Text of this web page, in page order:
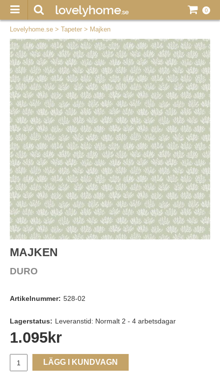
0
Lovelyhome.se > Tapeter > Majken
MAJKEN
DURO
Artikelnummer: 528-02
Lagerstatus: Leveranstid: Normalt 2 - 4 arbetsdagar
1.095kr
LÄGG I KUNDVAGN